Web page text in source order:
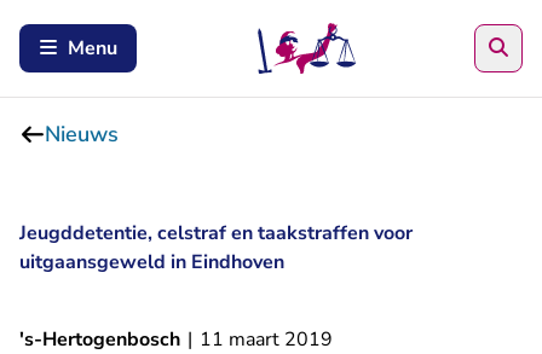
Menu
Nieuws
Jeugddetentie, celstraf en taakstraffen voor
uitgaansgeweld in Eindhoven
's-Hertogenbosch | 11 maart 2019